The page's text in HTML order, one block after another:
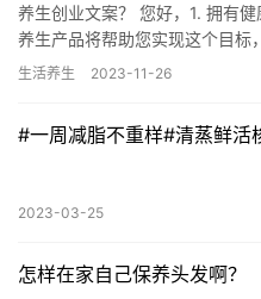
养生创业文案？ 您好，1. 拥有
养生产品将帮助您实现这个目标
者。 2. 在这个快节奏的生活中
生活养生 2023-11-26
#一周减脂不重样#清蒸鲜活
2023-03-25
怎样在家自己保养头发啊？